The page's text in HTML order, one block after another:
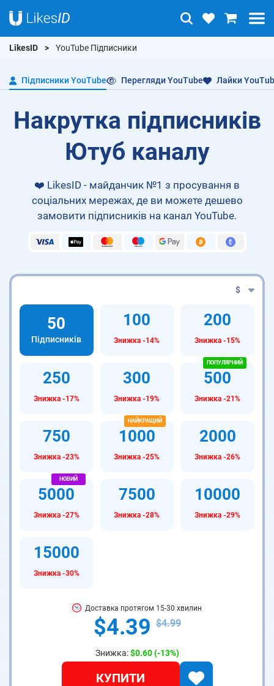
LikesID YouTube Підписники
Підписники YouTube Перегляди YouTube Лайки
Накрутка підписників
Ютуб каналу
❤️ LikesID - майданчик №1 з просування в
соціальних мережах, де ви можете дешево
замовити підписників на канал YouTube.
$
50
Підписників
100
Знижка -14%
200
Знижка -15%
250
Знижка -17%
300
Знижка -19%
500
Знижка -21%
750
Знижка -23%
1000
Знижка -25%
2000
Знижка -26%
5000
Знижка -27%
7500
Знижка -28%
10000
Знижка -29%
15000
Знижка -30%
Доставка протягом 15-30 хвилин
$4.39 $4.99
Знижка:$0.60(-13%)
КУПИТИ